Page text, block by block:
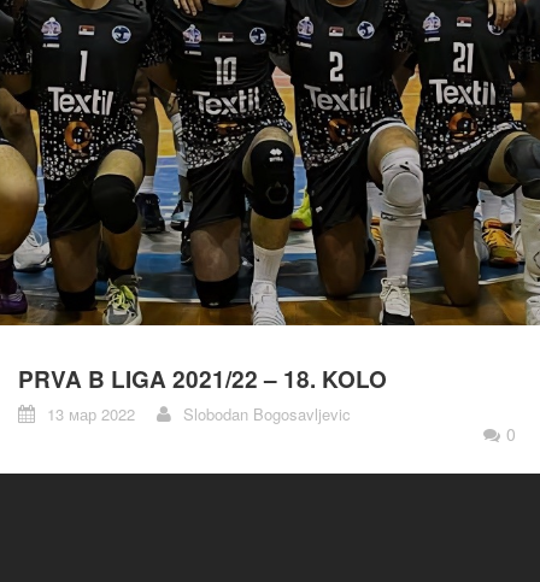
PRVA B LIGA 2021/22 – 18. KOLO
13 мар 2022 Slobodan Bogosavljevic
0